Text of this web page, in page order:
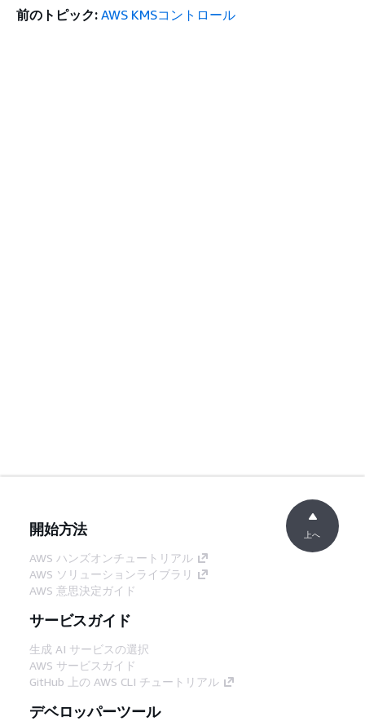
前のトピック: AWS KMSコントロール
開始方法
AWS ハンズオンチュートリアル
AWS ソリューションライブラリ
AWS 意思決定ガイド
サービスガイド
生成 AI サービスの選択
AWS サービスガイド
GitHub 上の AWS CLI チュートリアル
デベロッパーツール
上へ